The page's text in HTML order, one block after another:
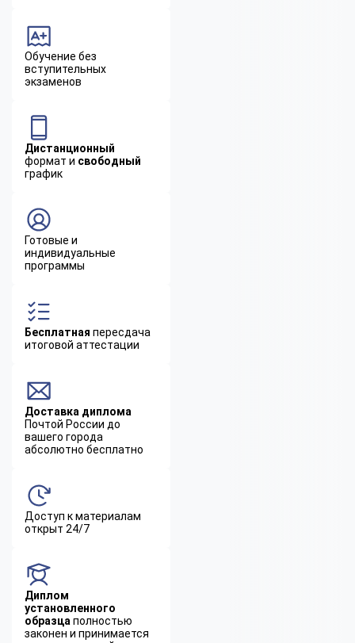
Обучение без
вступительных
экзаменов
Дистанционный
формат и свободный
график
Готовые и
индивидуальные
программы
Бесплатная пересдача
итоговой аттестации
Доставка диплома
Почтой России до
вашего города
абсолютно бесплатно
Доступ к материалам
открыт 24/7
Диплом
установленного
образца полностью
законен и принимается